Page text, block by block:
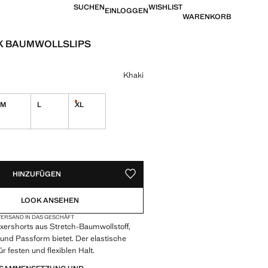
SUCHENEINLOGGENWISHLIST
WARENKORB
BAUMWOLLSLIPS
[CHF 39.95 ]
Farbe
Khaki
verfügbar!
M L XL
Nur wenige verfügbar!
HINZUFÜGEN ALS FAVORIT SPEICHERN
LOOK ANSEHEN
IN DAS GESCHÄFT
aus Stretch-Baumwollstoff,
Passform bietet. Der elastische
festen und flexiblen Halt.